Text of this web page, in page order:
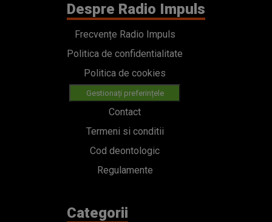
Despre Radio Impuls
Frecvențe Radio Impuls
Politica de confidentialitate
Politica de cookies
Gestionați preferințele
Contact
Termeni si conditii
Cod deontologic
Regulamente
Categorii